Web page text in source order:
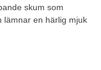
skum som
lämnar en härlig mjuk